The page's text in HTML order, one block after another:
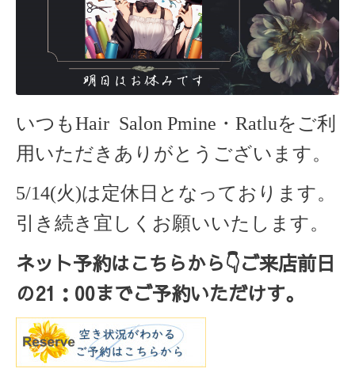
いつもHair Salon Pmine・Ratluをご利
用いただきありがとうございます。
5/14(火)は定休日となっております。
引き続き宜しくお願いいたします。
ネット予約はこちらから👇ご来店前日
の21 ： 00までご予約いただけす。